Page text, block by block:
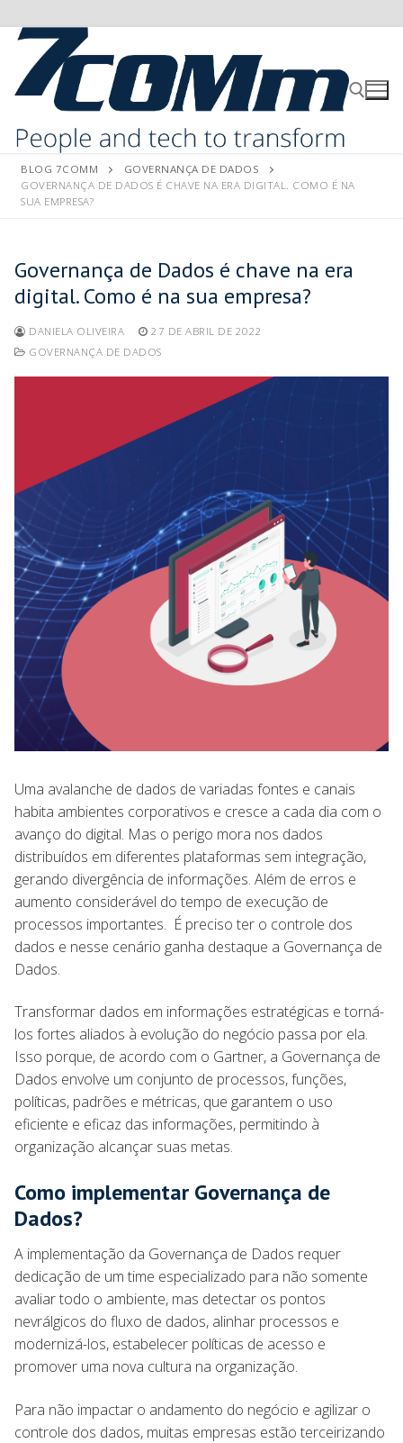
BLOG 7COMM
GOVERNANÇA DE DADOS
GOVERNANÇA DE DADOS É CHAVE NA ERA DIGITAL. COMO É NA
SUA EMPRESA?
Governança de Dados é chave na era
digital. Como é na sua empresa?
DANIELA OLIVEIRA
27 DE ABRIL DE 2022
GOVERNANÇA DE DADOS
Uma avalanche de dados de variadas fontes e canais
habita ambientes corporativos e cresce a cada dia com o
avanço do digital. Mas o perigo mora nos dados
distribuídos em diferentes plataformas sem integração,
gerando divergência de informações. Além de erros e
aumento considerável do tempo de execução de
processos importantes. É preciso ter o controle dos
dados e nesse cenário ganha destaque a Governança de
Dados.
Transformar dados em informações estratégicas e torná-
los fortes aliados à evolução do negócio passa por ela.
Isso porque, de acordo com o Gartner, a Governança de
Dados envolve um conjunto de processos, funções,
políticas, padrões e métricas, que garantem o uso
eficiente e eficaz das informações, permitindo à
organização alcançar suas metas.
Como implementar Governança de
Dados?
A implementação da Governança de Dados requer
dedicação de um time especializado para não somente
avaliar todo o ambiente, mas detectar os pontos
nevrálgicos do fluxo de dados, alinhar processos e
modernizá-los, estabelecer políticas de acesso e
promover uma nova cultura na organização.
Para não impactar o andamento do negócio e agilizar o
controle dos dados, muitas empresas estão terceirizando